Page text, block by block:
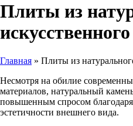
Плиты из
Главная » Плиты из
Несмотря на обилие
материалов, натуральный
повышенным спросом
эстетичности внешнего вида.